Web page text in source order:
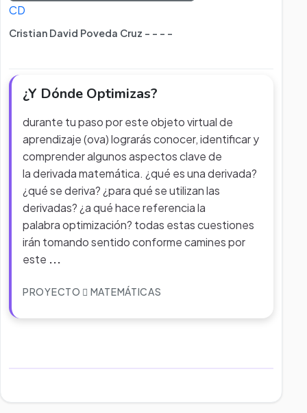
CD
Cristian David Poveda Cruz - - - -
¿Y Dónde Optimizas?
durante tu paso por este objeto virtual de
aprendizaje (ova) lograrás conocer, identificar y
comprender algunos aspectos clave de
la derivada matemática. ¿qué es una derivada?
¿qué se deriva? ¿para qué se utilizan las
derivadas? ¿a qué hace referencia la
palabra optimización? todas estas cuestiones
irán tomando sentido conforme camines por
este ...
PROYECTO MATEMÁTICAS